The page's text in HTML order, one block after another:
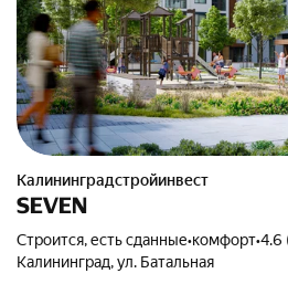
Калининградстройинвест
SEVEN
Строится, есть сданные•комфорт•4.6
Калининград, ул. Батальная